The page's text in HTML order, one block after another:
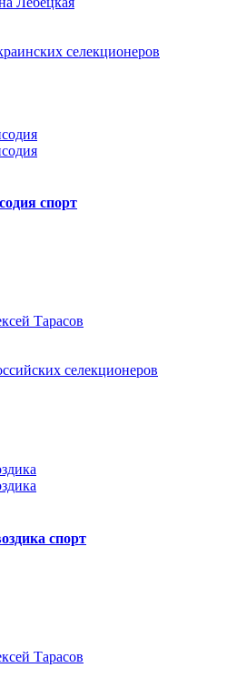
селекционеров
спорт
Тарасов
селекционеров
спорт
Тарасов